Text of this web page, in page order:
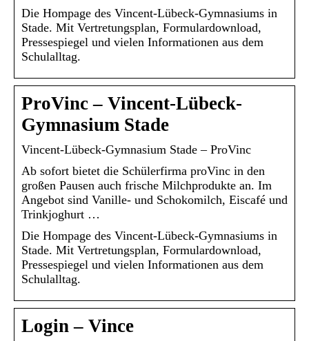
Die Hompage des Vincent-Lübeck-Gymnasiums in
Stade. Mit Vertretungsplan, Formulardownload,
Pressespiegel und vielen Informationen aus dem
Schulalltag.
ProVinc – Vincent-Lübeck-
Gymnasium Stade
Vincent-Lübeck-Gymnasium Stade – ProVinc
Ab sofort bietet die Schülerfirma proVinc in den
großen Pausen auch frische Milchprodukte an. Im
Angebot sind Vanille- und Schokomilch, Eiscafé und
Trinkjoghurt …
Die Hompage des Vincent-Lübeck-Gymnasiums in
Stade. Mit Vertretungsplan, Formulardownload,
Pressespiegel und vielen Informationen aus dem
Schulalltag.
Login – Vince